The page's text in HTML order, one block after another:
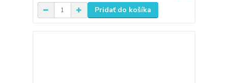
Pridať do košíka